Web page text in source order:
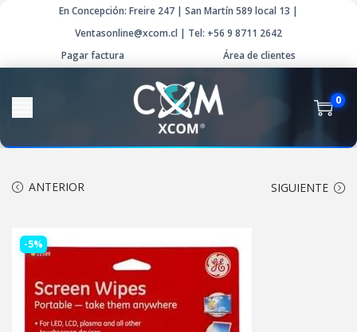
En Concepción: Freire 247 | San Martín 589 local 13 |
Ventasonline@xcom.cl | Tel: +56 9 8711 2642
Pagar factura
Área de clientes
0
ANTERIOR SIGUIENTE
-5%